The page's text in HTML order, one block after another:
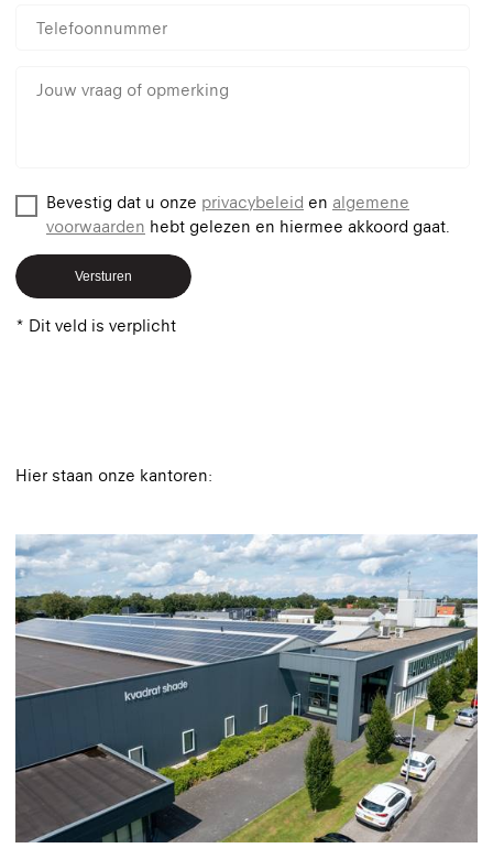
Bevestig dat u onze privacybeleid en algemene
voorwaarden hebt gelezen en hiermee akkoord gaat.
Versturen
* Dit veld is verplicht
Hier staan onze kantoren: